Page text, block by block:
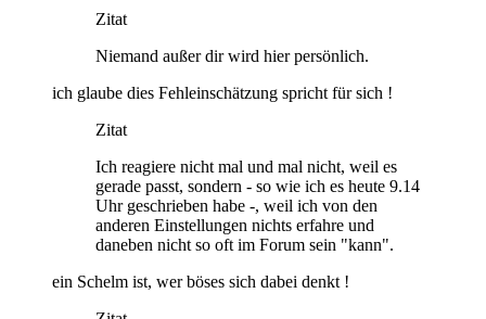
Zitat
Niemand außer dir wird hier persönlich.
ich glaube dies Fehleinschätzung spricht für sich !
Zitat
Ich reagiere nicht mal und mal nicht, weil es
gerade passt, sondern - so wie ich es heute 9.14
Uhr geschrieben habe -, weil ich von den
anderen Einstellungen nichts erfahre und
daneben nicht so oft im Forum sein "kann".
ein Schelm ist, wer böses sich dabei denkt !